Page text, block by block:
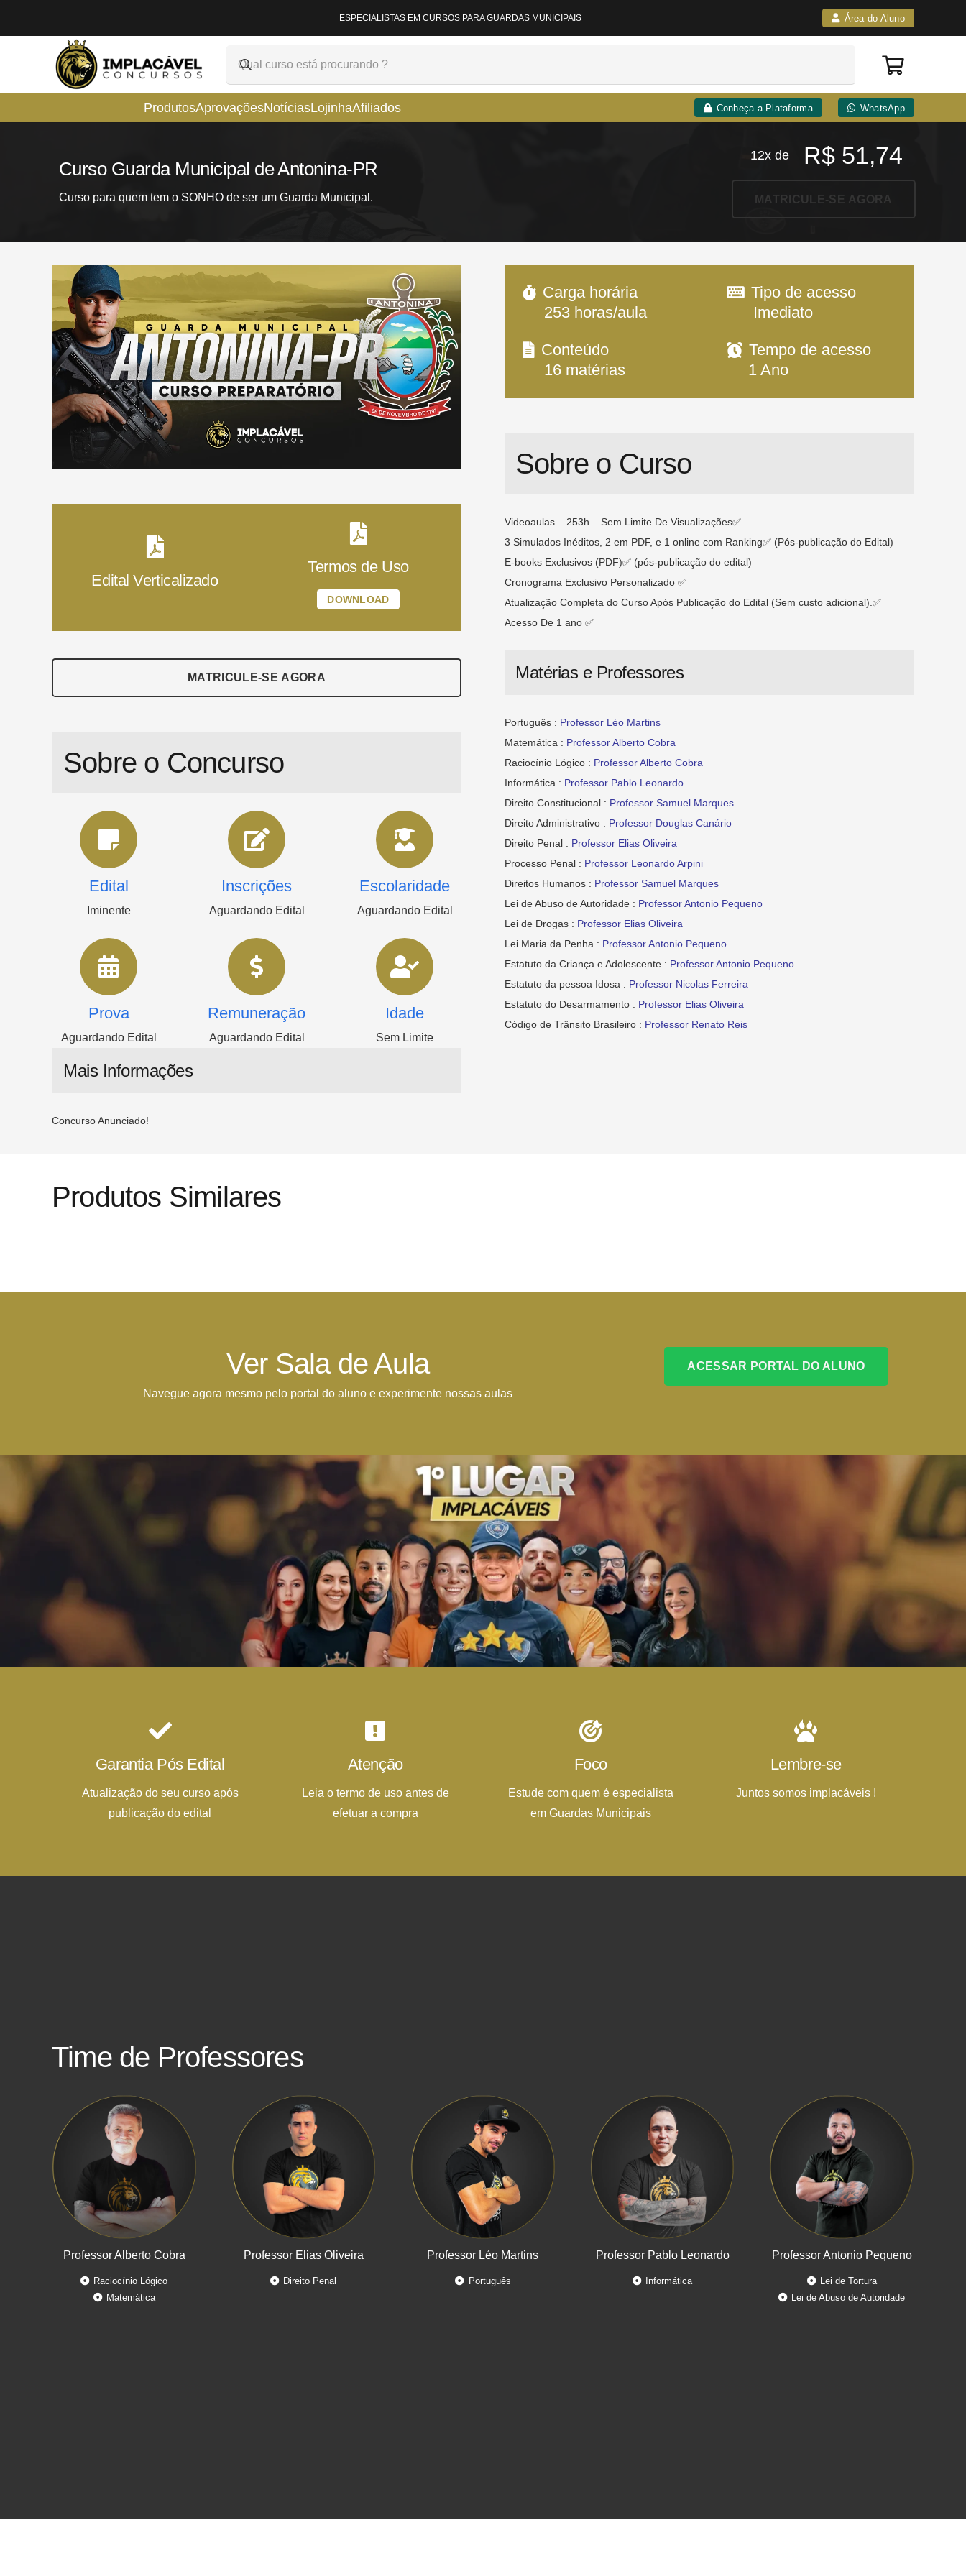
ESPECIALISTAS EM CURSOS PARA GUARDAS MUNICIPAIS Área do Aluno
ProdutosAprovaçõesNotíciasLojinhaAfiliados Conheça a Plataforma WhatsApp
Curso Guarda Municipal de Antonina-PR
Curso para quem tem o SONHO de ser um Guarda Municipal.
12x de R$ 51,74
MATRICULE-SE AGORA
Edital Verticalizado
Termos de Uso
DOWNLOAD
MATRICULE-SE AGORA
Sobre o Concurso
Edital
Iminente
Inscrições
Aguardando Edital
Escolaridade
Aguardando Edital
Prova
Aguardando Edital
Remuneração
Aguardando Edital
Idade
Sem Limite
Mais Informações
Concurso Anunciado!
Carga horária
253 horas/aula
Conteúdo
16 matérias
Tipo de acesso
Imediato
Tempo de acesso
1 Ano
Sobre o Curso
Videoaulas – 253h – Sem Limite De Visualizações✅
3 Simulados Inéditos, 2 em PDF, e 1 online com Ranking✅ (Pós-publicação do Edital)
E-books Exclusivos (PDF)✅ (pós-publicação do edital)
Cronograma Exclusivo Personalizado ✅
Atualização Completa do Curso Após Publicação do Edital (Sem custo adicional).✅
Acesso De 1 ano ✅
Matérias e Professores
Português : Professor Léo Martins
Matemática : Professor Alberto Cobra
Raciocínio Lógico : Professor Alberto Cobra
Informática : Professor Pablo Leonardo
Direito Constitucional : Professor Samuel Marques
Direito Administrativo : Professor Douglas Canário
Direito Penal : Professor Elias Oliveira
Processo Penal : Professor Leonardo Arpini
Direitos Humanos : Professor Samuel Marques
Lei de Abuso de Autoridade : Professor Antonio Pequeno
Lei de Drogas : Professor Elias Oliveira
Lei Maria da Penha : Professor Antonio Pequeno
Estatuto da Criança e Adolescente : Professor Antonio Pequeno
Estatuto da pessoa Idosa : Professor Nicolas Ferreira
Estatuto do Desarmamento : Professor Elias Oliveira
Código de Trânsito Brasileiro : Professor Renato Reis
Produtos Similares
Ver Sala de Aula
Navegue agora mesmo pelo portal do aluno e experimente nossas aulas
ACESSAR PORTAL DO ALUNO
Garantia Pós Edital
Atualização do seu curso após
publicação do edital
Atenção
Leia o termo de uso antes de
efetuar a compra
Foco
Estude com quem é especialista
em Guardas Municipais
Lembre-se
Juntos somos implacáveis !
Time de Professores
Professor Alberto Cobra
Raciocínio Lógico
Matemática
Professor Elias Oliveira
Direito Penal
Professor Léo Martins
Português
Professor Pablo Leonardo
Informática
Professor Antonio Pequeno
Lei de Tortura
Lei de Abuso de Autoridade